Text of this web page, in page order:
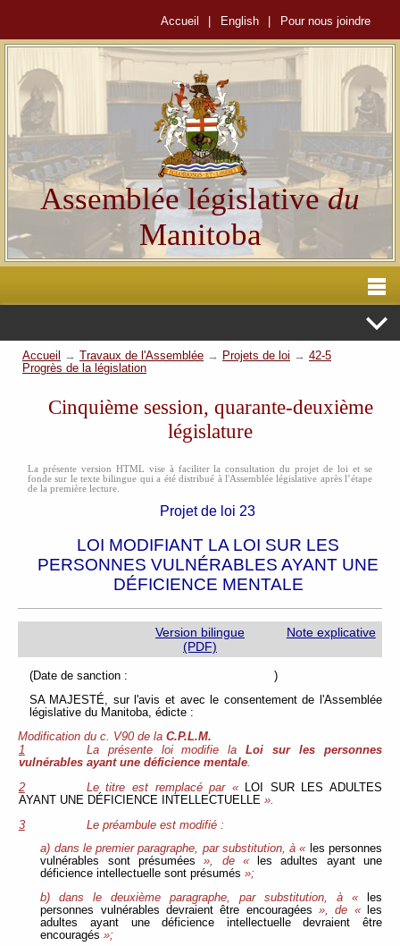
Accueil English Pour nous joindre
Assemblée législativedu
Manitoba
Accueil → Travaux de l'Assemblée → Projets de loi → 42-5
Progrès de la législation
Cinquième session, quarante-deuxième
législature
La présente version HTML vise à faciliter la consultation du projet de loi et se
fonde sur le texte bilingue qui a été distribué à l'Assemblée législative après l’étape
de la première lecture.
Projet de loi 23
LOI MODIFIANT LA LOI SUR LES
PERSONNES VULNÉRABLES AYANT UNE
DÉFICIENCE MENTALE
Version bilingue
(PDF)
Note explicative
(Date de sanction : )
SA MAJESTÉ, sur l'avis et avec le consentement de l'Assemblée
législative du Manitoba, édicte :
Modification du c. V90 de la C.P.L.M.
1
La présente loi modifie laLoi sur les personnes
vulnérables ayant une déficience mentale.
2
Le titre est remplacé par «
LOI SUR LES ADULTES
AYANT UNE DÉFICIENCE INTELLECTUELLE».
3
Le préambule est modifié :
a) dans le premier paragraphe, par substitution, à « les personnes
vulnérables sont présumées», de «les adultes ayant une
déficience intellectuelle sont présumés »;
b) dans le deuxième paragraphe, par substitution, à «
les
personnes vulnérables devraient être encouragées », de «les
adultes ayant une déficience intellectuelle devraient être
encouragés »;